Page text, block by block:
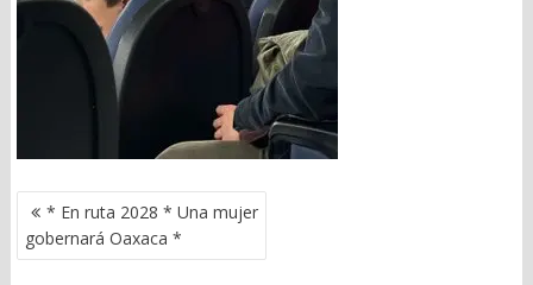
NAVEGACIÓN
DE
ENTRADAS
* En ruta 2028 * Una mujer
gobernará Oaxaca *